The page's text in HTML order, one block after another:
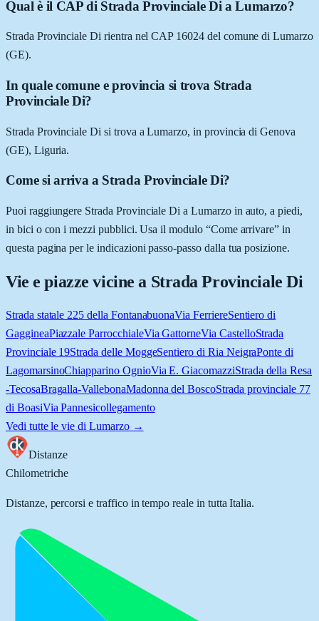
Qual è il CAP di Strada Provinciale Di a Lumarzo?
Strada Provinciale Di rientra nel CAP 16024 del comune di Lumarzo
(GE).
In quale comune e provincia si trova Strada
Provinciale Di?
Strada Provinciale Di si trova a Lumarzo, in provincia di Genova
(GE), Liguria.
Come si arriva a Strada Provinciale Di?
Puoi raggiungere Strada Provinciale Di a Lumarzo in auto, a piedi,
in bici o con i mezzi pubblici. Usa il modulo “Come arrivare” in
questa pagina per le indicazioni passo-passo dalla tua posizione.
Vie e piazze vicine a Strada Provinciale Di
Strada statale 225 della FontanabuonaVia FerriereSentiero di
GaggineaPiazzale ParrocchialeVia GattorneVia CastelloStrada
Provinciale 19Strada delle MoggeSentiero di Ria NeigraPonte di
LagomarsinoChiapparino OgnioVia E. GiacomazziStrada della Resa
-TecosaBragalla-VallebonaMadonna del BoscoStrada provinciale 77
di BoasiVia Pannesicollegamento
Vedi tutte le vie di Lumarzo→
Distanze
Chilometriche
Distanze, percorsi e traffico in tempo reale in tutta Italia.